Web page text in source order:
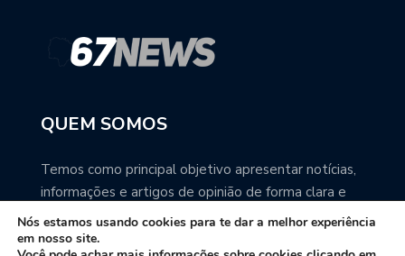
QUEM SOMOS
Temos como principal objetivo apresentar notícias,
informações e artigos de opinião de forma clara e
precisa. Você pode ter a total certeza que o
67NEWS é uma excelente fonte de informação
Nós estamos usando cookies para te dar a melhor experiência
em nosso site.